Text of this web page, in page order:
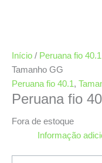
Início / Peruana fio 40.1
Tamanho GG
Peruana fio 40.1 ,
Peruana fio
Fora de estoque
Informação